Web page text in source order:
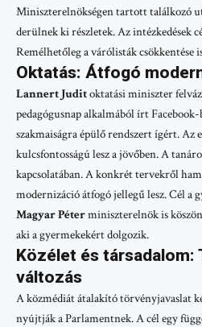
Miniszterelnökségen tartott találkozó
derülnek ki részletek. Az intézkedések
Remélhetőleg a várólisták csökkentése
Oktatás: Átfogó
Lannert Juditoktatási miniszter
pedagógusnap alkalmából írt
szakmaiságra épülő rendszert ígért. Az
kulcsfontosságú lesz a jövőben. A
kapcsolatában. A konkrét tervekről
modernizáció átfogó jellegű lesz. Cél a
Magyar Péterminiszterelnök is
aki a gyermekekért dolgozik.
Közélet és társadalom:
változás
A közmédiát átalakító törvényjavaslat
nyújtják a Parlamentnek. A cél egy